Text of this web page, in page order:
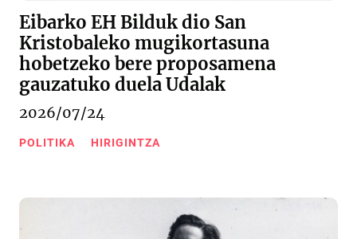
Eibarko EH Bilduk dio San
Kristobaleko mugikortasuna
hobetzeko bere proposamena
gauzatuko duela Udalak
2026/07/24
POLITIKA HIRIGINTZA